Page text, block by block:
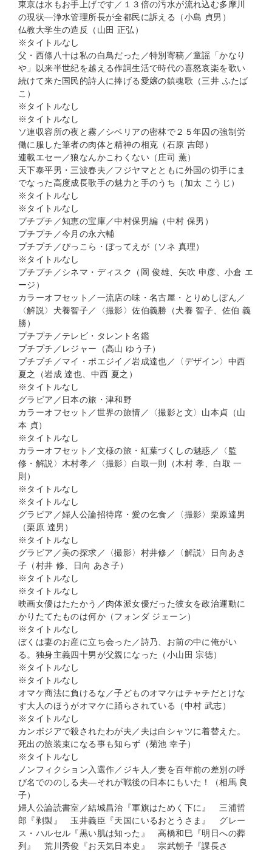
東京は水もお手上げです／１３倍の汚水が流れ込む多摩川
の現状―浄水管理所長が全都民に訴える（小島 貞男）
仏教大学生の造反（山田 正弘）
※タイトルなし
父・西條八十は私の白鳥だった／特別寄稿／童謡「かなり
や」以来半世紀を越える作詞生活で時代の喜怒哀楽を歌い
続けて来た国民的詩人に捧げる愛嬢の鎮魂歌（三井 ふたば
こ）
※タイトルなし
※タイトルなし
ソ連収容所の夜と霧／シベリアの密林で２５年囚の強制労
働に服した筆者の肉体と精神の相克（石原 吉郎）
連載エセー／狼なんかこわくない（庄司 薫）
天下泰平男・三波春夫／フジヤマとともに外国の切手にま
でなった高度成長歌手の魅力と手のうち（加太 こうじ）
※タイトルなし
※タイトルなし
プチプチ／知恵の宝庫／中村保男編（中村 保男）
プチプチ／今月の永六輔
プチプチ／ぴっこら・ぼってえが（ソネ 真理）
※タイトルなし
プチプチ／シネマ・ディスク（岡 俊雄、矢吹 申彦、小倉 エ
ージ）
カラーオフセット／一流店の味・名古屋・とりめしぼん／
〈解説〉犬養智子／〈撮影〉佐伯義勝（犬養 智子、佐伯 義
勝）
プチプチ／テレビ・タレント名鑑
プチプチ／レジャー（高山 ゆう子）
プチプチ／マイ・ポエジイ／岩成達也／〈デザイン〉中西
夏之（岩成 達也、中西 夏之）
※タイトルなし
グラビア／日本の旅・津和野
カラーオフセット／世界の旅情／〈撮影と文〉山本貞（山
本 貞）
※タイトルなし
カラーオフセット／文様の旅・紅葉づくしの魅惑／〈監
修・解説〉木村孝／〈撮影〉白取一則（木村 孝、白取 一
則）
※タイトルなし
※タイトルなし
グラビア／婦人公論招待席・愛の乞食／〈撮影〉栗原達男
（栗原 達男）
※タイトルなし
グラビア／美の探求／〈撮影〉村井修／〈解説〉日向あき
子（村井 修、日向 あき子）
※タイトルなし
※タイトルなし
映画女優はたたかう／肉体派女優だった彼女を政治運動に
かりたてたものは何か（フォンダ ジェーン）
※タイトルなし
ぼくは妻のお産に立ち会った／詩乃、お前の中に俺がい
る。独身主義四十男が父親になった（小山田 宗徳）
※タイトルなし
※タイトルなし
オマケ商法に負けるな／子どものオマケはチャチだとけな
す大人のほうがオマケに踊らされている（中村 武志）
※タイトルなし
カンボジアで殺されたわが夫／夫は白シャツに着替えた。
死出の旅装束になる事も知らず（菊池 幸子）
※タイトルなし
ノンフィクション入選作／ジキ人／妻を百年前の差別の呼
び名でののしる夫―それが戦後の日本にもいた！（相馬 良
子）
婦人公論読書室／結城昌治『軍旗はためく下に』 三浦哲
郎『剥製』 玉井義臣『天国にいるおとうさま』 グレー
ス・ハルセル『黒い肌は知った』 高橋和巳『明日への葬
列』 荒川秀俊『お天気日本史』 宗武朝子『課長さ